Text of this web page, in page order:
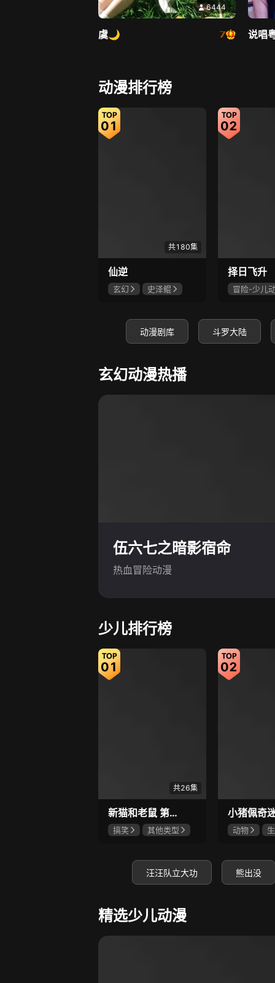
6444
虞🌙 说唱
动漫排行榜
01
共180集
仙逆
玄幻
史泽鲲
02
择日飞升
冒险-少儿
动漫剧库 斗罗大陆
玄幻动漫热播
伍六七之暗影宿命
热血冒险动漫
少儿排行榜
01
共26集
新猫和老鼠 第4季
搞笑 其他类型
02
动物
汪汪队立大功 熊出没
精选少儿动漫